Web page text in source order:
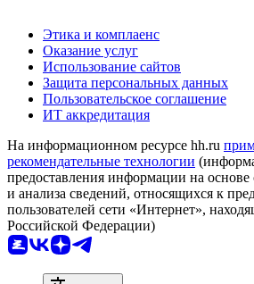
Этика и комплаенс
Оказание услуг
Использование сайтов
Защита персональных данных
Пользовательское соглашение
ИТ аккредитация
На информационном ресурсе hh.ru
рекомендательные технологии
предоставления информации на основе
и анализа сведений, относящихся к
пользователей сети «Интернет»,
Российской Федерации)